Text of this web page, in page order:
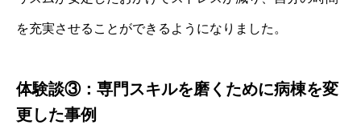
を充実させることができるようになりました。
体験談③：専門スキルを磨くために病棟を変
更した事例